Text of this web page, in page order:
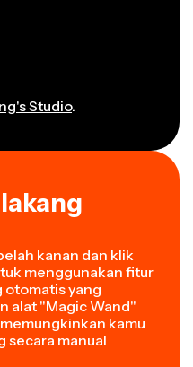
Studio.
kanan dan klik
menggunakan fitur
otomatis yang
alat "Magic Wand"
kamu
secara manual